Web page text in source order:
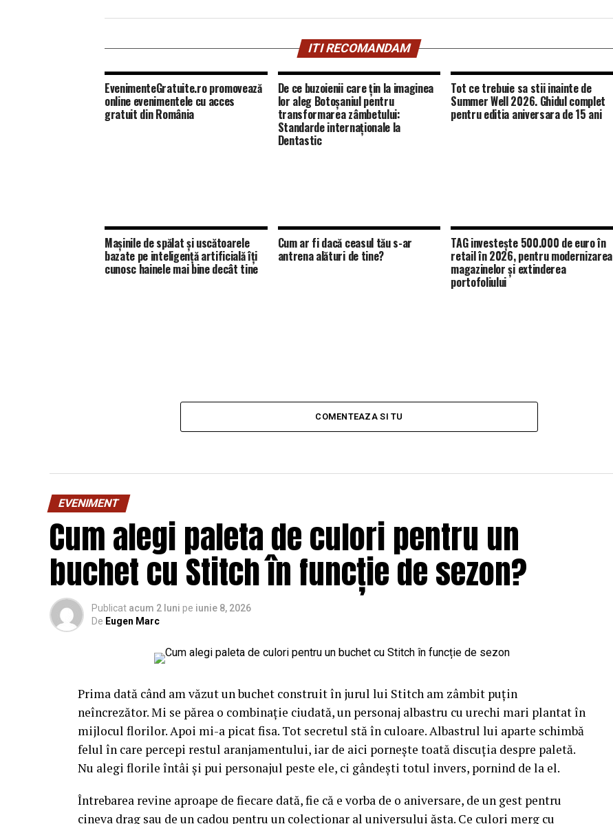
ITI RECOMANDAM
EvenimenteGratuite.ro promovează
online evenimentele cu acces
gratuit din România
De ce buzoienii care țin la imaginea
lor aleg Botoșaniul pentru
transformarea zâmbetului:
Standarde internaționale la
Dentastic
Tot ce trebuie sa stii inainte de
Summer Well 2026. Ghidul complet
pentru editia aniversara de 15 ani
Mașinile de spălat și uscătoarele
bazate pe inteligență artificială îți
cunosc hainele mai bine decât tine
Cum ar fi dacă ceasul tău s-ar
antrena alături de tine?
TAG investește 500.000 de euro în
retail în 2026, pentru modernizarea
magazinelor și extinderea
portofoliului
COMENTEAZA SI TU
EVENIMENT
Cum alegi paleta de culori pentru un
buchet cu Stitch în funcție de sezon?
Publicat acum 2 luni pe iunie 8, 2026
De Eugen Marc
Prima dată când am văzut un buchet construit în jurul lui Stitch am zâmbit puțin
neîncrezător. Mi se părea o combinație ciudată, un personaj albastru cu urechi mari plantat în
mijlocul florilor. Apoi mi-a picat fisa. Tot secretul stă în culoare. Albastrul lui aparte schimbă
felul în care percepi restul aranjamentului, iar de aici pornește toată discuția despre paletă.
Nu alegi florile întâi și pui personajul peste ele, ci gândești totul invers, pornind de la el.
Întrebarea revine aproape de fiecare dată, fie că e vorba de o aniversare, de un gest pentru
cineva drag sau de un cadou pentru un colecționar al universului ăsta. Ce culori merg cu